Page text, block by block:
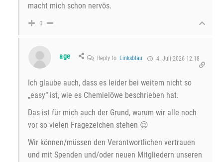
macht mich schon nervös.
0
age Reply to Linksblau 4. Juli 2026 12:18
Ich glaube auch, dass es leider bei weitem nicht so
„easy“ ist, wie es Chemielöwe beschrieben hat.
Das ist für mich auch der Grund, warum wir alle noch
vor so vielen Fragezeichen stehen 😉
Wir können/müssen den Verantwortlichen vertrauen
und mit Spenden und/oder neuen Mitgliedern unseren